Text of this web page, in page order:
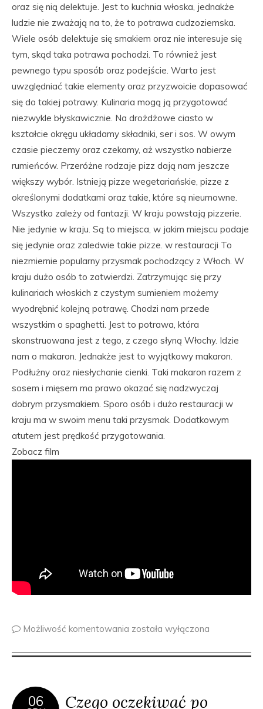
oraz się nią delektuje. Jest to kuchnia włoska, jednakże
ludzie nie zważają na to, że to potrawa cudzoziemska.
Wiele osób delektuje się smakiem oraz nie interesuje się
tym, skąd taka potrawa pochodzi. To również jest
pewnego typu sposób oraz podejście. Warto jest
uwzględniać takie elementy oraz przyzwoicie dopasować
się do takiej potrawy. Kulinaria mogą ją przygotować
niezwykle błyskawicznie. Na drożdżowe ciasto w
kształcie okręgu układamy składniki, ser i sos. W owym
czasie pieczemy oraz czekamy, aż wszystko nabierze
rumieńców. Przeróżne rodzaje pizz dają nam jeszcze
większy wybór. Istnieją pizze wegetariańskie, pizze z
określonymi dodatkami oraz takie, które są nieumowne.
Wszystko zależy od fantazji. W kraju powstają pizzerie.
Nie jedynie w kraju. Są to miejsca, w jakim miejscu podaje
się jedynie oraz zaledwie takie pizze. w restauracji To
niezmiernie popularny przysmak pochodzący z Włoch. W
kraju dużo osób to zatwierdzi. Zatrzymując się przy
kulinariach włoskich z czystym sumieniem możemy
wyodrębnić kolejną potrawę. Chodzi nam przede
wszystkim o spaghetti. Jest to potrawa, która
skonstruowana jest z tego, z czego słyną Włochy. Idzie
nam o makaron. Jednakże jest to wyjątkowy makaron.
Podłużny oraz niesłychanie cienki. Taki makaron razem z
sosem i mięsem ma prawo okazać się nadzwyczaj
dobrym przysmakiem. Sporo osób i dużo restauracji w
kraju ma w swoim menu taki przysmak. Dodatkowym
atutem jest prędkość przygotowania.
Zobacz film
Możliwość komentowania została wyłączona
06 Czego oczekiwać po